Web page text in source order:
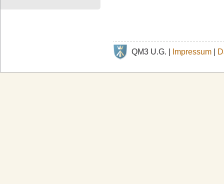
QM3 U.G. | Impressum